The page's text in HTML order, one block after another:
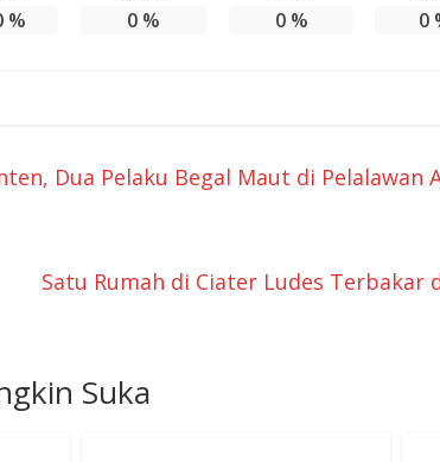
% 0 % 0% 0
Dua Pelaku Begal Maut di Pelalawan
Satu Rumah di Ciater Ludes
Suka